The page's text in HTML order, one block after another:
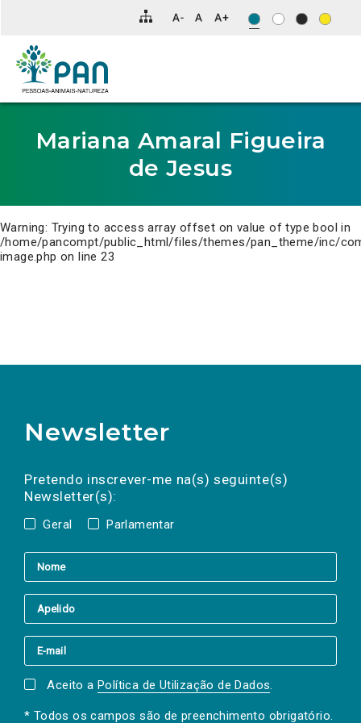
para
conteúdo
principal
da
Mariana Amaral Figueira
de Jesus
Warning: Trying to access array offset on value of type bool in
/home/pancompt/public_html/files/themes/pan_theme/inc/
image.php on line23
Newsletter
Pretendo inscrever-me na(s) seguinte(s)
Newsletter(s):
Geral Parlamentar
a(s) newsletter(s).
mail
Aceito a Política de Utilização de Dados.
* Todos os campos são de preenchimento obrigatório.